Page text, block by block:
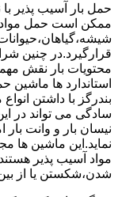
حمل بار آسیب پذیر
ممکن است حمل مواد
قرارگیرد.در چنین
محتویات بار نقش
استاندارد ها ماشین
بندرگز با داشتن
سادگی می تواند در
نیسان بار و وانت بار
نماید.این ماشین ها
مواد آسیب پذیر
شدن،شکستن یا از بین